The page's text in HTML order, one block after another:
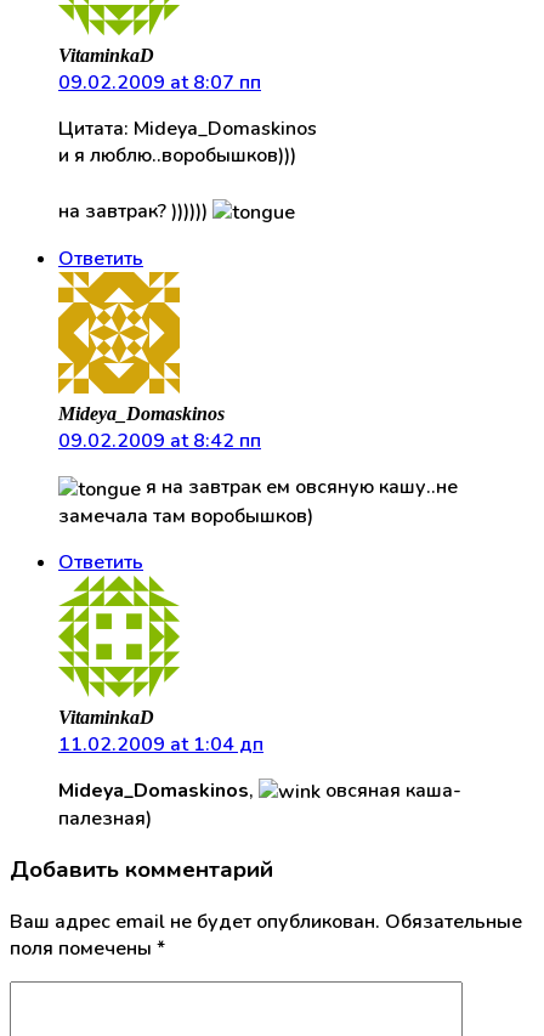
VitaminkaD
09.02.2009 at 8:07 пп
Цитата: Mideya_Domaskinos
и я люблю..воробышков)))
на завтрак? ))))))
Ответить
Mideya_Domaskinos
09.02.2009 at 8:42 пп
я на завтрак ем овсяную кашу..не
замечала там воробышков)
Ответить
VitaminkaD
11.02.2009 at 1:04 дп
Mideya_Domaskinos,
овсяная каша-
палезная)
Добавить комментарий
Ваш адрес email не будет опубликован. Обязательные
поля помечены *